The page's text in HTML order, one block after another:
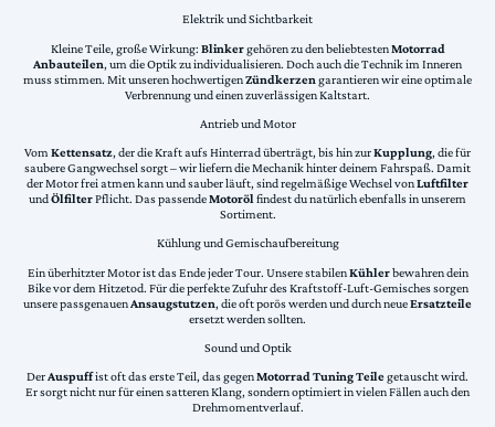
Elektrik und Sichtbarkeit
Kleine Teile, große Wirkung: Blinkergehören zu den beliebtestenMotorrad
Anbauteilen, um die Optik zu individualisieren. Doch auch die Technik im Inneren
muss stimmen. Mit unseren hochwertigenZündkerzen garantieren wir eine optimale
Verbrennung und einen zuverlässigen Kaltstart.
Antrieb und Motor
VomKettensatz, der die Kraft aufs Hinterrad überträgt, bis hin zurKupplung, die für
saubere Gangwechsel sorgt – wir liefern die Mechanik hinter deinem Fahrspaß. Damit
der Motor frei atmen kann und sauber läuft, sind regelmäßige Wechsel vonLuftfilter
undÖlfilterPflicht. Das passendeMotorölfindest du natürlich ebenfalls in unserem
Sortiment.
Kühlung und Gemischaufbereitung
Ein überhitzter Motor ist das Ende jeder Tour. Unsere stabilenKühlerbewahren dein
Bike vor dem Hitzetod. Für die perfekte Zufuhr des Kraftstoff-Luft-Gemisches sorgen
unsere passgenauenAnsaugstutzen, die oft porös werden und durch neueErsatzteile
ersetzt werden sollten.
Sound und Optik
DerAuspuffist oft das erste Teil, das gegenMotorrad Tuning Teilegetauscht wird.
Er sorgt nicht nur für einen satteren Klang, sondern optimiert in vielen Fällen auch den
Drehmomentverlauf.